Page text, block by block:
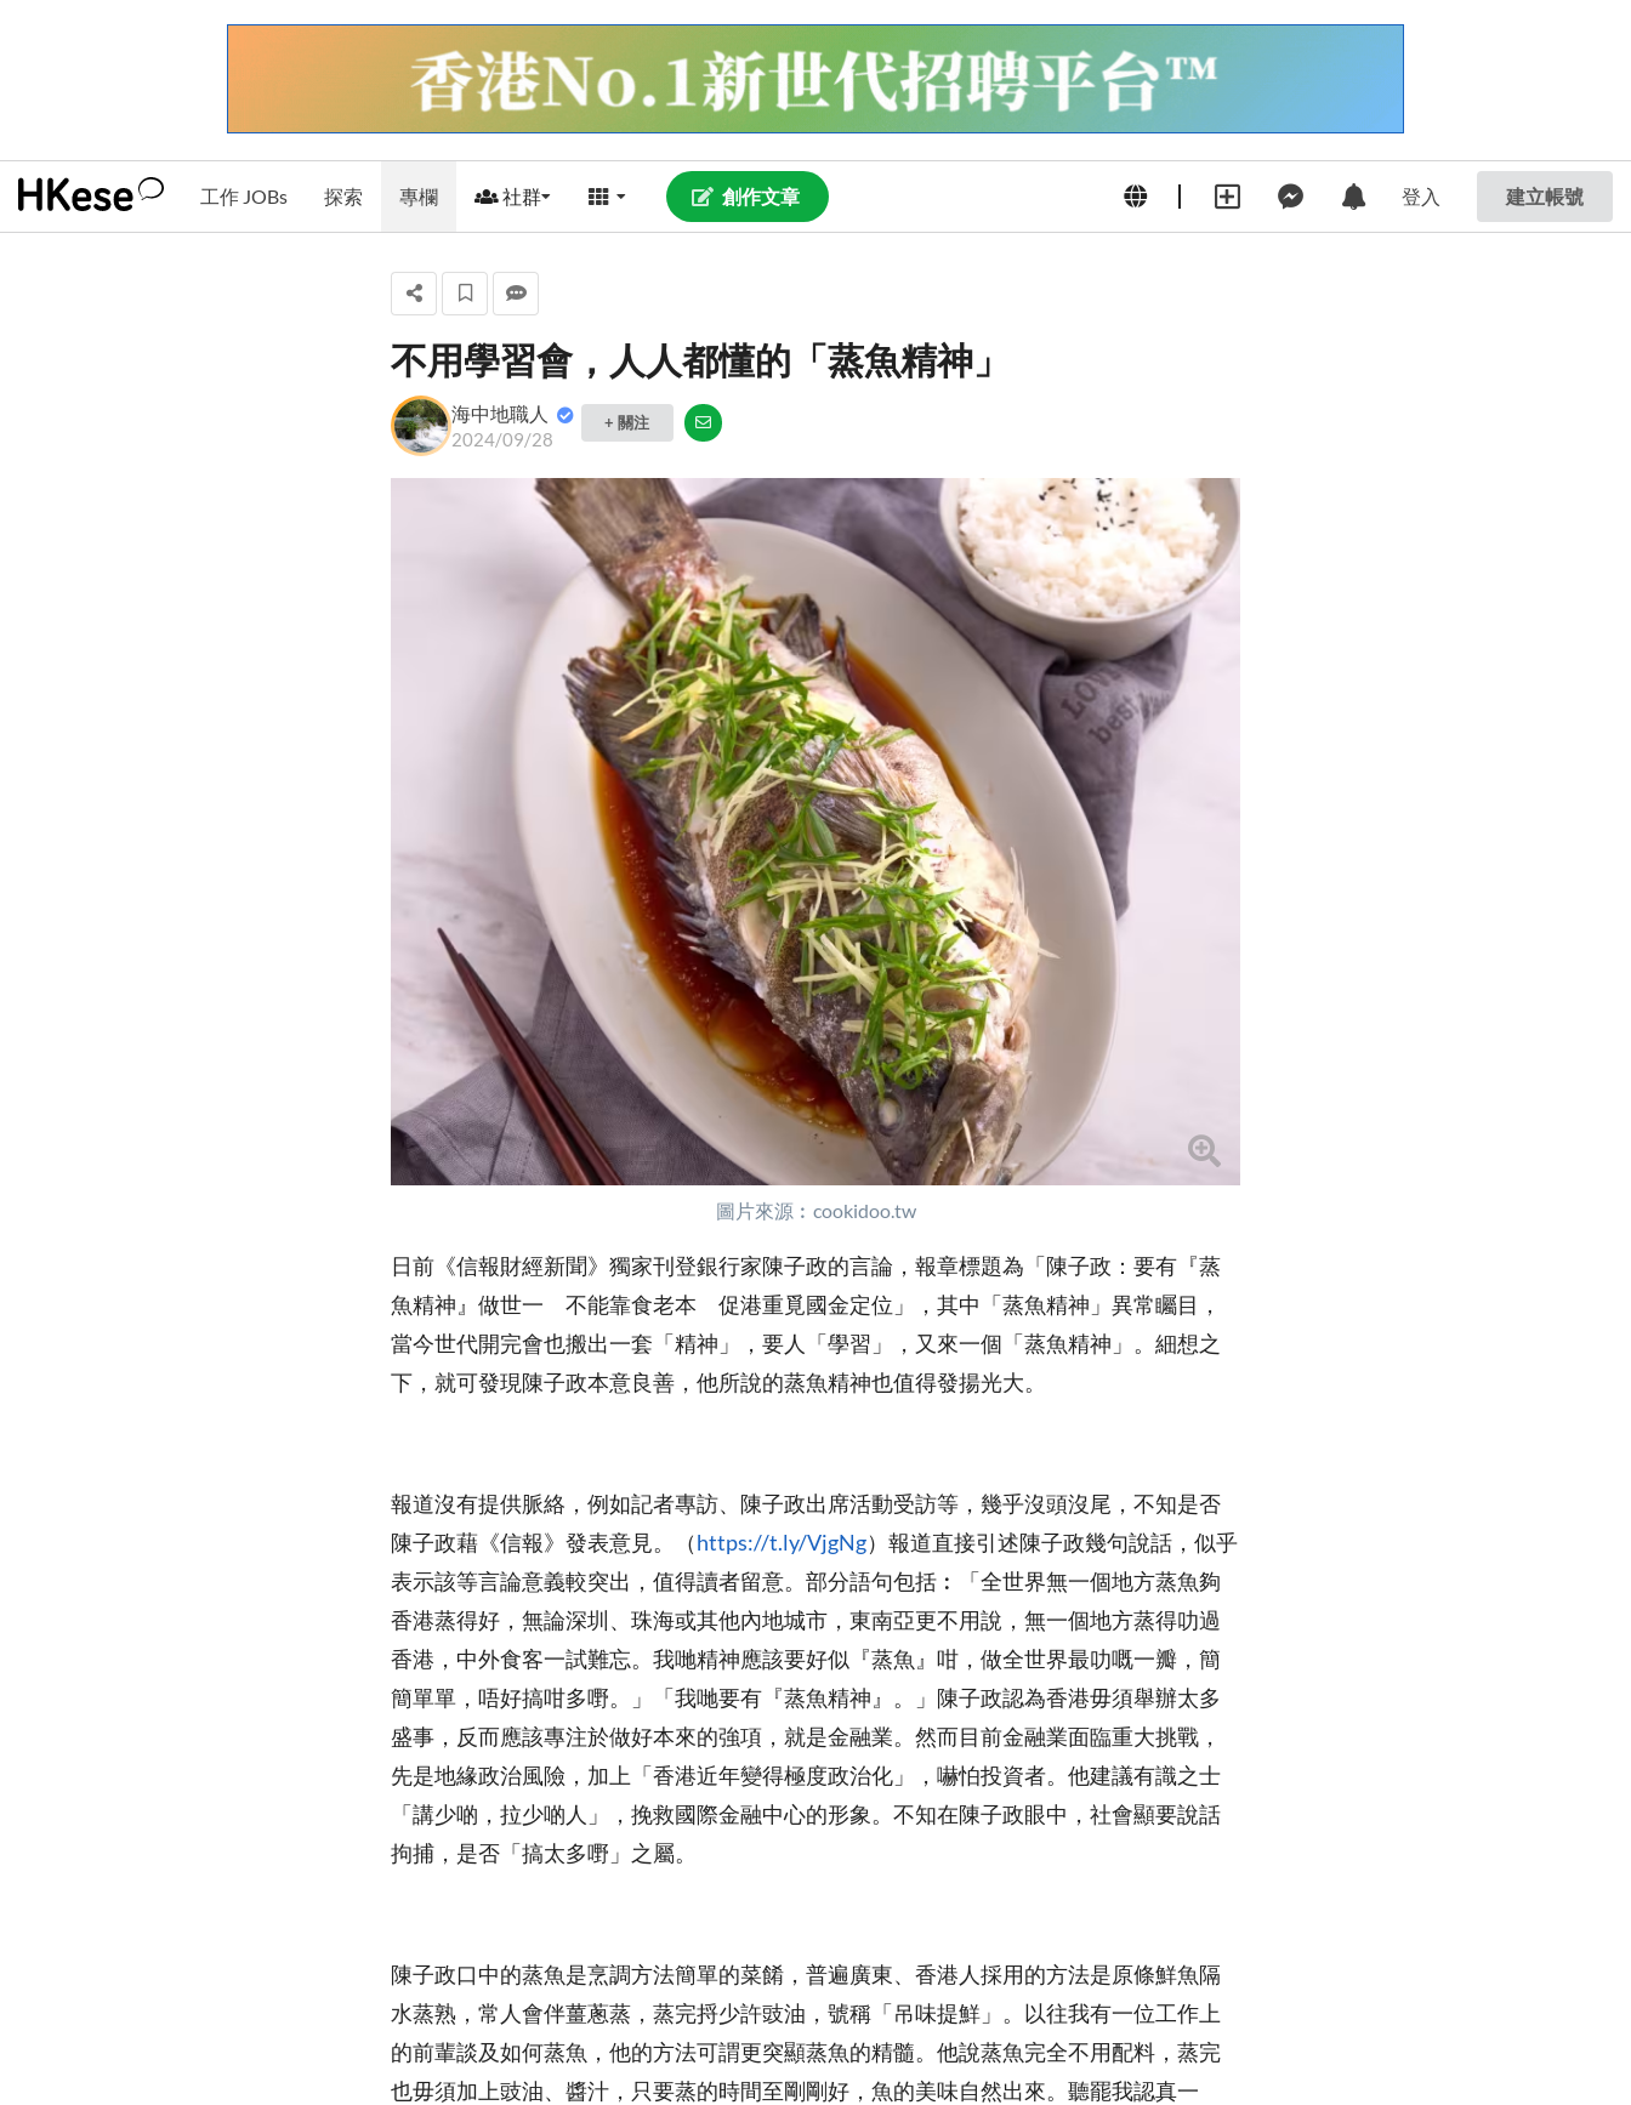
工作 JOBs 探索 專欄 社群 創作文章 登入 建立帳號
不用學習會，人人都懂的「蒸魚精神」
海中地職人
2024/09/28
+ 關注
圖片來源︰cookidoo.tw
日前《信報財經新聞》獨家刊登銀行家陳子政的言論，報章標題為「陳子政：要有『蒸
魚精神』做世一 不能靠食老本 促港重覓國金定位」，其中「蒸魚精神」異常矚目，
當今世代開完會也搬出一套「精神」，要人「學習」，又來一個「蒸魚精神」。細想之
下，就可發現陳子政本意良善，他所說的蒸魚精神也值得發揚光大。
報道沒有提供脈絡，例如記者專訪、陳子政出席活動受訪等，幾乎沒頭沒尾，不知是否
陳子政藉《信報》發表意見。（https://t.ly/VjgNg）報道直接引述陳子政幾句說話，似乎
表示該等言論意義較突出，值得讀者留意。部分語句包括︰「全世界無一個地方蒸魚夠
香港蒸得好，無論深圳、珠海或其他內地城市，東南亞更不用說，無一個地方蒸得叻過
香港，中外食客一試難忘。我哋精神應該要好似『蒸魚』咁，做全世界最叻嘅一瓣，簡
簡單單，唔好搞咁多嘢。」「我哋要有『蒸魚精神』。」陳子政認為香港毋須舉辦太多
盛事，反而應該專注於做好本來的強項，就是金融業。然而目前金融業面臨重大挑戰，
先是地緣政治風險，加上「香港近年變得極度政治化」，嚇怕投資者。他建議有識之士
「講少啲，拉少啲人」，挽救國際金融中心的形象。不知在陳子政眼中，社會顯要說話
拘捕，是否「搞太多嘢」之屬。
陳子政口中的蒸魚是烹調方法簡單的菜餚，普遍廣東、香港人採用的方法是原條鮮魚隔
水蒸熟，常人會伴薑蔥蒸，蒸完捋少許豉油，號稱「吊味提鮮」。以往我有一位工作上
的前輩談及如何蒸魚，他的方法可謂更突顯蒸魚的精髓。他說蒸魚完全不用配料，蒸完
也毋須加上豉油、醬汁，只要蒸的時間至剛剛好，魚的美味自然出來。聽罷我認真一